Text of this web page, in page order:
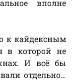
вполне
к кайдексным
в которой не
И всё бы
отдельно…